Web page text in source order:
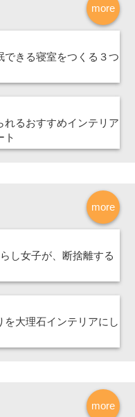
more
できる寝室をつくる３つ
れるおすすめインテリア
ト
more
し女子が、断捨離する
を大理石インテリアにし
more